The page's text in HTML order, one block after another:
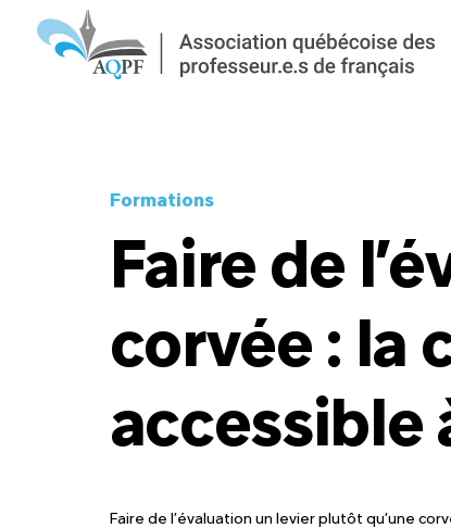
Formations
Faire de
corvée : la
accessible
Faire de l’évaluation un levier plutôt qu’une